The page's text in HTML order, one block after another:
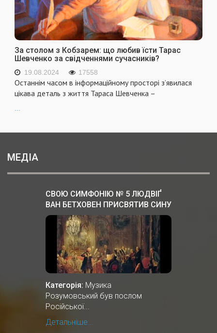
За столом з Кобзарем: що любив їсти Тарас
Шевченко за свідченнями сучасників?
19.08.2024 17558
Останнім часом в інформаційному просторі з’явилася
цікава деталь з життя Тараса Шевченка –
МЕДІА
СВОЮ СИМФОНІЮ № 5 ЛЮДВІҐ
ВАН БЕТХОВЕН ПРИСВЯТИВ СИНУ
ОСТАННЬОГО ГЕТЬМАНА
УКРАЇНИ, ГРАФУ АНДРІЮ
РОЗУМОВСЬКОМУ.
Категорія: Музика
Розумовський був послом
Російської...
Детальніше...